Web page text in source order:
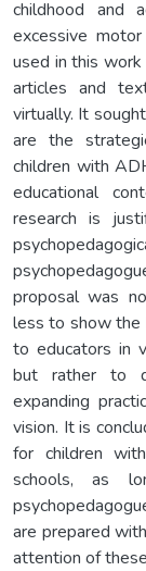
childhood and
excessive
used in this
articles and
virtually. It
are the
children with
educational
research is
proposal was
less to show the
to educators in
but rather to
expanding
vision. It is
for children
schools, as
are prepared
attention of